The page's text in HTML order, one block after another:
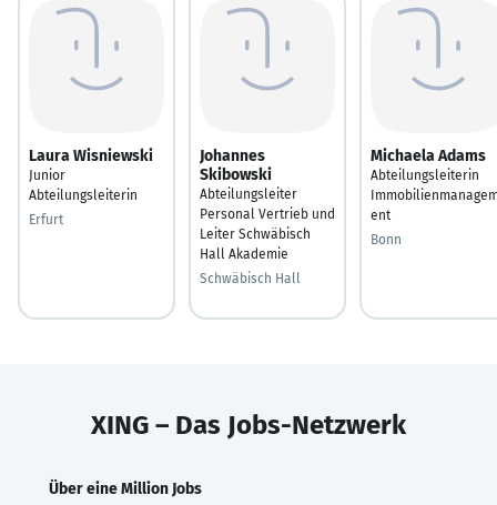
Laura Wisniewski
Junior
Abteilungsleiterin
Erfurt
Johannes
Skibowski
Abteilungsleiter
Personal Vertrieb und
Leiter Schwäbisch
Hall Akademie
Schwäbisch Hall
Michaela Adams
Abteilungsleiterin
ent
Bonn
XING – Das Jobs-Netzwerk
Über eine Million Jobs